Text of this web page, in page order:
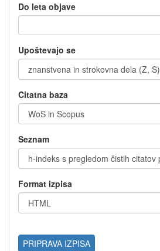
Do leta objave
Upoštevajo se
Citatna baza
Seznam
Format izpisa
PRIPRAVA IZPISA